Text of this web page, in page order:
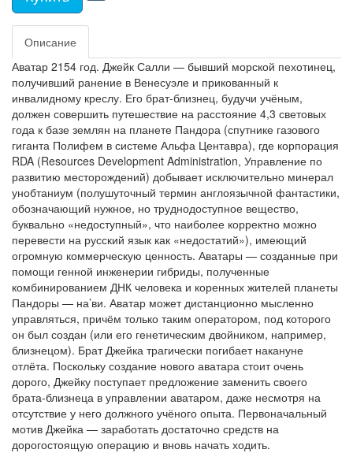
Описание
Аватар 2154 год. Джейк Салли — бывший морской пехотинец,
получивший ранение в Венесуэле и прикованный к
инвалидному креслу. Его брат-близнец, будучи учёным,
должен совершить путешествие на расстояние 4,3 световых
года к базе землян на планете Пандора (спутнике газового
гиганта Полифем в системе Альфа Центавра), где корпорация
RDA (Resources Development Administration, Управление по
развитию месторождений) добывает исключительно минерал
унобтаниум (полушуточный термин англоязычной фантастики,
обозначающий нужное, но труднодоступное вещество,
буквально «недоступный», что наиболее корректно можно
перевести на русский язык как «недостатий»), имеющий
огромную коммерческую ценность. Аватары — созданные при
помощи генной инженерии гибриды, полученные
комбинированием ДНК человека и коренных жителей планеты
Пандоры — на’ви. Аватар может дистанционно мысленно
управляться, причём только таким оператором, под которого
он был создан (или его генетическим двойником, например,
близнецом). Брат Джейка трагически погибает накануне
отлёта. Поскольку создание нового аватара стоит очень
дорого, Джейку поступает предложение заменить своего
брата-близнеца в управлении аватаром, даже несмотря на
отсутствие у него должного учёного опыта. Первоначальный
мотив Джейка — заработать достаточно средств на
дорогостоящую операцию и вновь начать ходить.